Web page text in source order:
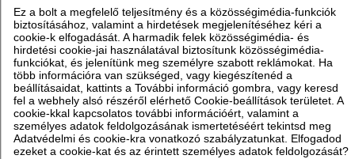
Garancia 24 hónap
Szállítással kapcsolatos információk
Partnereink Szállítási idő
Munkanapokon: reggel 8
és 17 óra között
Ez a bolt a megfelelő teljesítmény és a közösségimédia-funkciók
biztosításához, valamint a hirdetések megjelenítéséhez kéri a
cookie-k elfogadását. A harmadik felek közösségimédia- és
hirdetési cookie-jai használatával biztosítunk közösségimédia-
funkciókat, és jelenítünk meg személyre szabott reklámokat. Ha
több információra van szükséged, vagy kiegészítenéd a
beállításaidat, kattints a További információ gombra, vagy keresd
fel a webhely alsó részéről elérhető Cookie-beállítások területet. A
cookie-kkal kapcsolatos további információért, valamint a
személyes adatok feldolgozásának ismertetéséért tekintsd meg
Adatvédelmi és cookie-kra vonatkozó szabályzatunkat. Elfogadod
ezeket a cookie-kat és az érintett személyes adatok feldolgozását?